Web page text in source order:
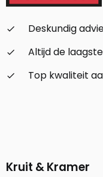
check_small
Deskundig
check_small
Altijd de
check_small
Top kwaliteit
Kruit & Kramer